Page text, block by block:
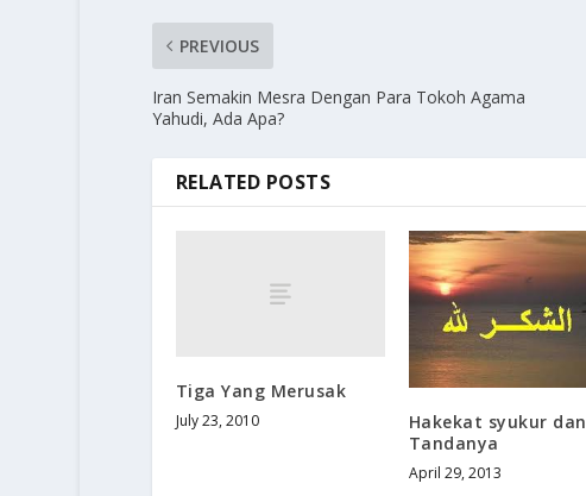
PREVIOUS
Iran Semakin Mesra Dengan Para Tokoh Agama
Yahudi, Ada Apa?
RELATED POSTS
Tiga Yang Merusak
July 23, 2010
Hakekat syukur dan
Tandanya
April 29, 2013